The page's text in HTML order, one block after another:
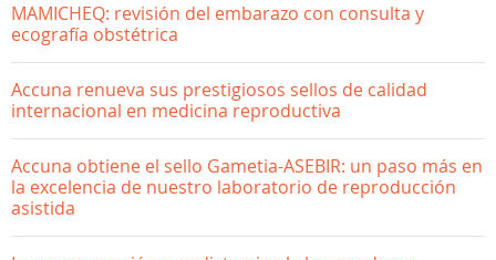
MAMICHEQ: revisión del embarazo con consulta y
ecografía obstétrica
Accuna renueva sus prestigiosos sellos de calidad
internacional en medicina reproductiva
Accuna obtiene el sello Gametia-ASEBIR: un paso más en
la excelencia de nuestro laboratorio de reproducción
asistida